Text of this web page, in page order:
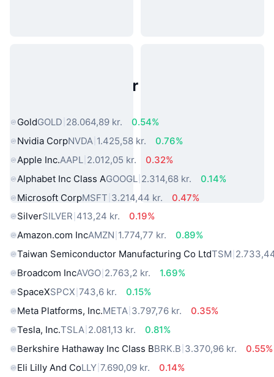
Populære aktiver fra den virkelige
GoldGOLD 28.064,89 kr.
0.54%
Nvidia CorpNVDA 1.425,58 kr.
0.76%
Apple Inc.AAPL 2.012,05 kr.
0.32%
Alphabet Inc Class AGOOGL 2.314,68 kr.
0.14%
Microsoft CorpMSFT 3.214,44 kr.
0.47%
SilverSILVER 413,24 kr.
0.19%
Amazon.com IncAMZN 1.774,77 kr.
0.89%
Taiwan Semiconductor Manufacturing Co LtdTSM
Broadcom IncAVGO 2.763,2 kr.
1.69%
SpaceXSPCX 743,6 kr.
0.15%
Meta Platforms, Inc.META 3.797,76 kr.
0.35%
Tesla, Inc.TSLA 2.081,13 kr.
0.81%
Berkshire Hathaway Inc Class BBRK.B 3.370,96 kr.
0.55%
Eli Lilly And CoLLY 7.690,09 kr.
0.14%